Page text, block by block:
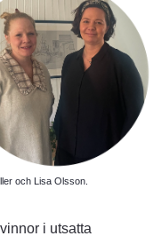
och Lisa Olsson.
i utsatta